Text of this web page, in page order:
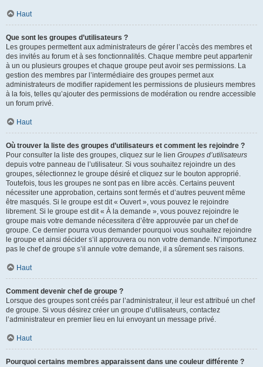
Haut
Que sont les groupes d’utilisateurs ?
Les groupes permettent aux administrateurs de gérer l’accès des membres et
des invités au forum et à ses fonctionnalités. Chaque membre peut appartenir
à un ou plusieurs groupes et chaque groupe peut avoir ses permissions. La
gestion des membres par l’intermédiaire des groupes permet aux
administrateurs de modifier rapidement les permissions de plusieurs membres
à la fois, telles qu’ajouter des permissions de modération ou rendre accessible
un forum privé.
Haut
Où trouver la liste des groupes d’utilisateurs et comment les rejoindre ?
Pour consulter la liste des groupes, cliquez sur le lien Groupes d’utilisateurs
depuis votre panneau de l’utilisateur. Si vous souhaitez rejoindre un des
groupes, sélectionnez le groupe désiré et cliquez sur le bouton approprié.
Toutefois, tous les groupes ne sont pas en libre accès. Certains peuvent
nécessiter une approbation, certains sont fermés et d’autres peuvent même
être masqués. Si le groupe est dit « Ouvert », vous pouvez le rejoindre
librement. Si le groupe est dit « À la demande », vous pouvez rejoindre le
groupe mais votre demande nécessitera d’être approuvée par un chef de
groupe. Ce dernier pourra vous demander pourquoi vous souhaitez rejoindre
le groupe et ainsi décider s’il approuvera ou non votre demande. N’importunez
pas le chef de groupe s’il annule votre demande, il a sûrement ses raisons.
Haut
Comment devenir chef de groupe ?
Lorsque des groupes sont créés par l’administrateur, il leur est attribué un chef
de groupe. Si vous désirez créer un groupe d’utilisateurs, contactez
l’administrateur en premier lieu en lui envoyant un message privé.
Haut
Pourquoi certains membres apparaissent dans une couleur différente ?